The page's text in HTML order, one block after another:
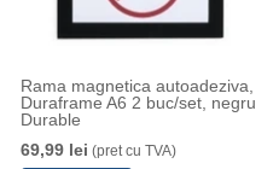
Rama magnetica autoadeziva,
Duraframe A6 2 buc/set, negru
Durable
69,99 lei (pret cu TVA)